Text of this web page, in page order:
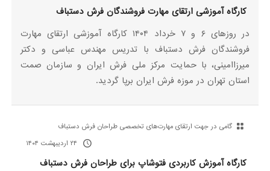
کارگاه آموزشی ارتقای مهارت فروشندگان فرش دستباف
در روزهای ۶ و ۷ خرداد ۱۴۰۴ کارگاه آموزشی ارتقای مهارت
فروشندگان فرش دستباف با تدریس مهندس عباسی و دکتر
میرزاامینی، با حمایت مرکز ملی فرش ایران و سازمان صمت
استان تهران در موزه فرش ایران برپا گردید.
گامی در جهت ارتقای مهارت‌های تخصصی طراحان فرش دستباف
۲۴ اردیبهشت ۱۴۰۴
کارگاه آموزش کاربردی فتوشاپ برای طراحان فرش دستباف